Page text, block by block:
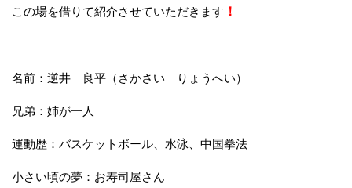
この場を借りて紹介させていただきます ！
名前：逆井 良平（さかさい りょうへい）
兄弟：姉が一人
運動歴：バスケットボール、水泳、中国拳法
小さい頃の夢：お寿司屋さん